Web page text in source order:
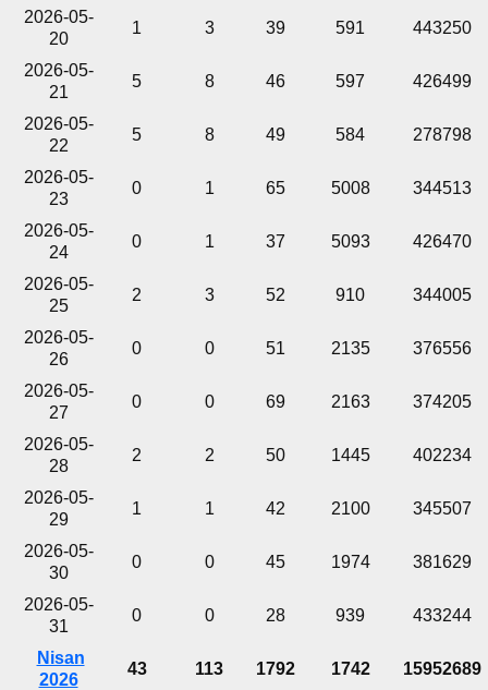
2026-05-
20
1 3 39 591 443250
2026-05-
21
5 8 46 597 426499
2026-05-
22
5 8 49 584 278798
2026-05-
23
0 1 65 5008 344513
2026-05-
24
0 1 37 5093 426470
2026-05-
25
2 3 52 910 344005
2026-05-
26
0 0 51 2135 376556
2026-05-
27
0 0 69 2163 374205
2026-05-
28
2 2 50 1445 402234
2026-05-
29
1 1 42 2100 345507
2026-05-
30
0 0 45 1974 381629
2026-05-
31
0 0 28 939 433244
Nisan
2026
43 113 1792 1742 15952689